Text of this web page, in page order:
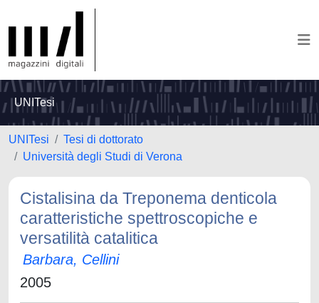
UNITesi
UNITesi
Tesi di dottorato
Università degli Studi di Verona
Cistalisina da Treponema denticola
caratteristiche spettroscopiche e
versatilità catalitica
Barbara, Cellini
2005